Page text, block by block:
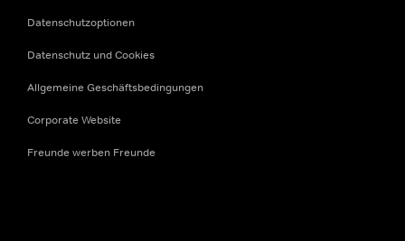
Datenschutzoptionen
Datenschutz und Cookies
Allgemeine Geschäftsbedingungen
Corporate Website
Freunde werben Freunde